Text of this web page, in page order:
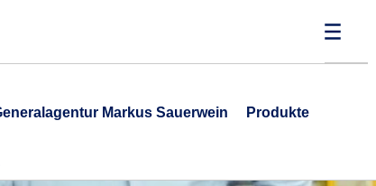
Markus Sauerwein Produkte